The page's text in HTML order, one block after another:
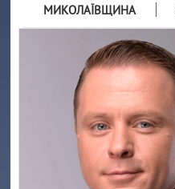
МИКОЛАЇВЩИНА